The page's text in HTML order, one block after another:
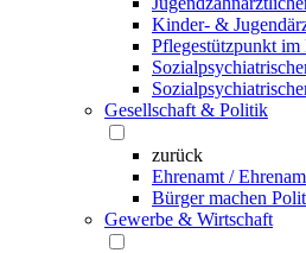
Kinder- &
Pflegestützpunkt im
Gesellschaft & Politik
zurück
Ehrenamt /
Bürger machen
Gewerbe & Wirtschaft